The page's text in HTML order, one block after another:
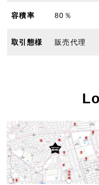
容積率 80％
取引態様 販売代理